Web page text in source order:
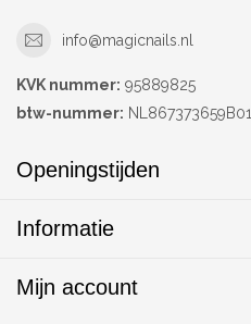
info@magicnails.nl
KVK nummer: 95889825
btw-nummer: NL867373659B01
Openingstijden
Informatie
Mijn account